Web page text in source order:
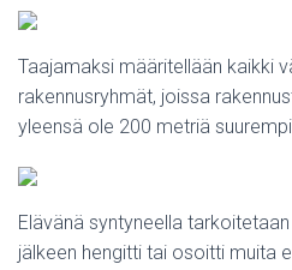
Taajamaksi määritellään kaikki
rakennusryhmät, joissa
yleensä ole 200 metriä
Elävänä syntyneella
jälkeen hengitti tai osoitti muita